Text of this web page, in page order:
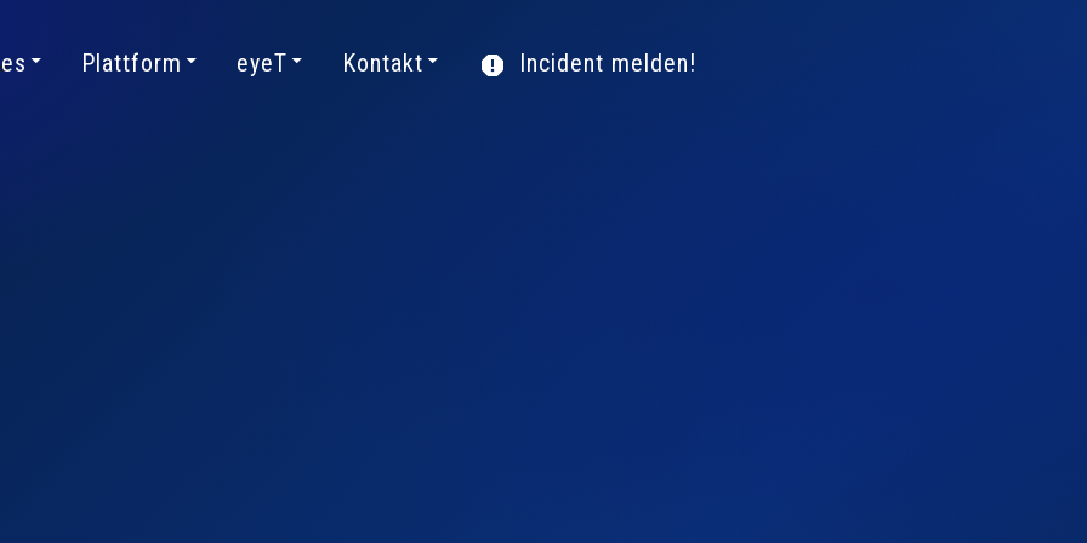
Plattform eyeT Kontakt Incident melden!
*